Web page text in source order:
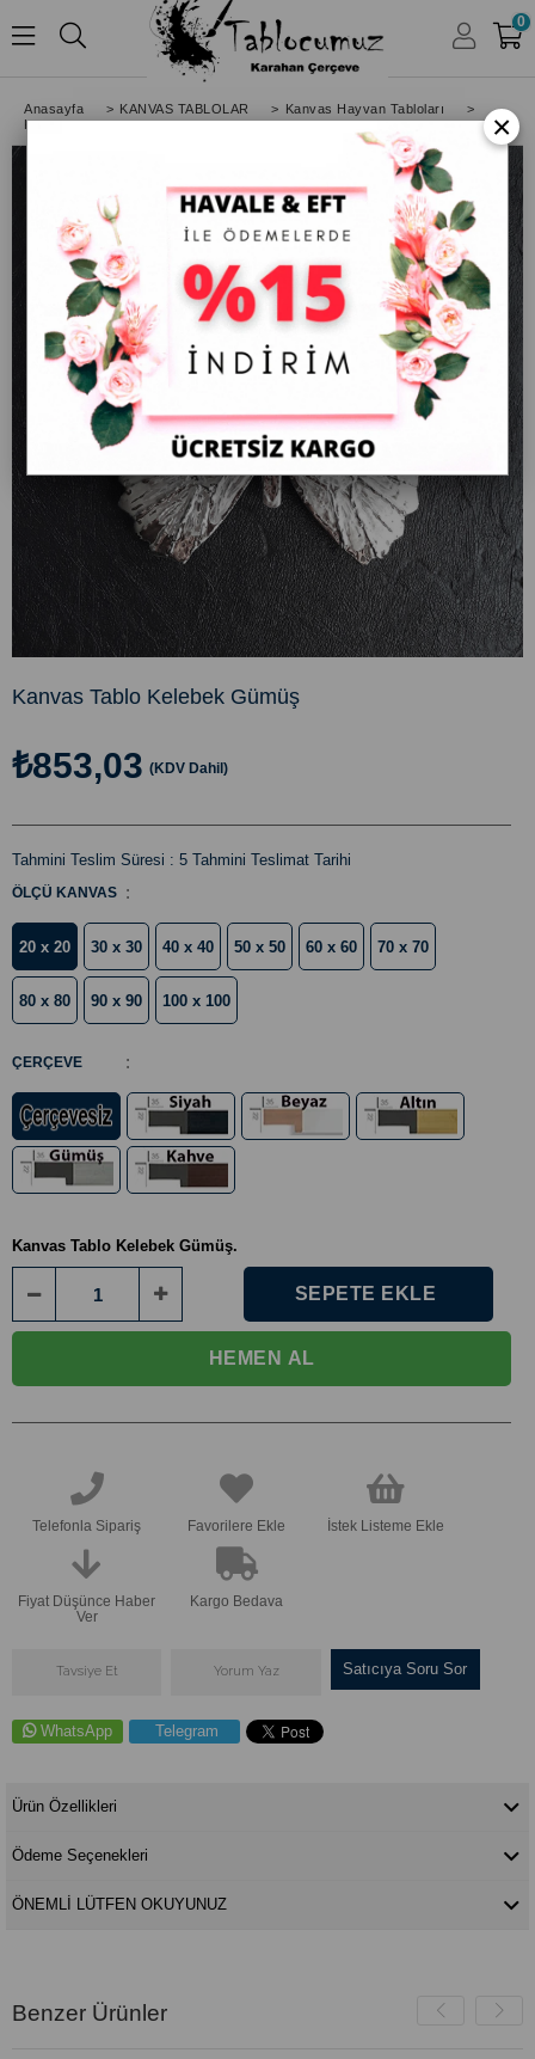
HESABIM
0
Anasayfa > KANVAS TABLOLAR > Kanvas Hayvan Tabloları
>
Kanvas Tablo Kelebek Gümüş
Kanvas Tablo Kelebek Gümüş
₺853,03 (KDV Dahil)
Tahmini Teslim Süresi : 5 Tahmini Teslimat Tarihi
ÖLÇÜ KANVAS :
20 x 20 30 x 30 40 x 40 50 x 50 60 x 60 70 x 70
80 x 80 90 x 90 100 x 100
ÇERÇEVE :
Kanvas Tablo Kelebek Gümüş.
Telefonla Sipariş Favorilere Ekle İstek Listeme Ekle
Fiyat Düşünce Haber
Ver
Kargo Bedava
Tavsiye Et Yorum Yaz Satıcıya Soru Sor
WhatsApp Telegram
Ürün Özellikleri
Ödeme Seçenekleri
ÖNEMLİ LÜTFEN OKUYUNUZ
Benzer Ürünler
×